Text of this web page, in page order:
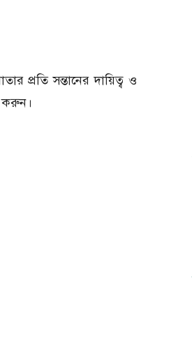
প্রতি সন্তানের দায়িত্ব ও
করুন।